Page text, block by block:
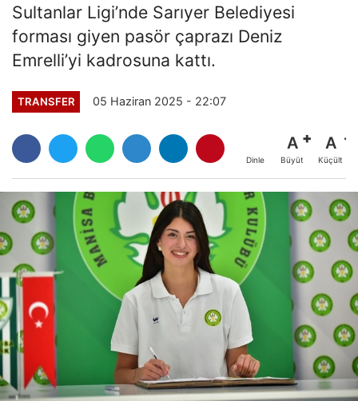
Sultanlar Ligi’nde Sarıyer Belediyesi
forması giyen pasör çaprazı Deniz
Emrelli’yi kadrosuna kattı.
TRANSFER 05 Haziran 2025 - 22:07
Dinle
A
Büyüt
A
Küçült